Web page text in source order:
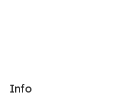
Info